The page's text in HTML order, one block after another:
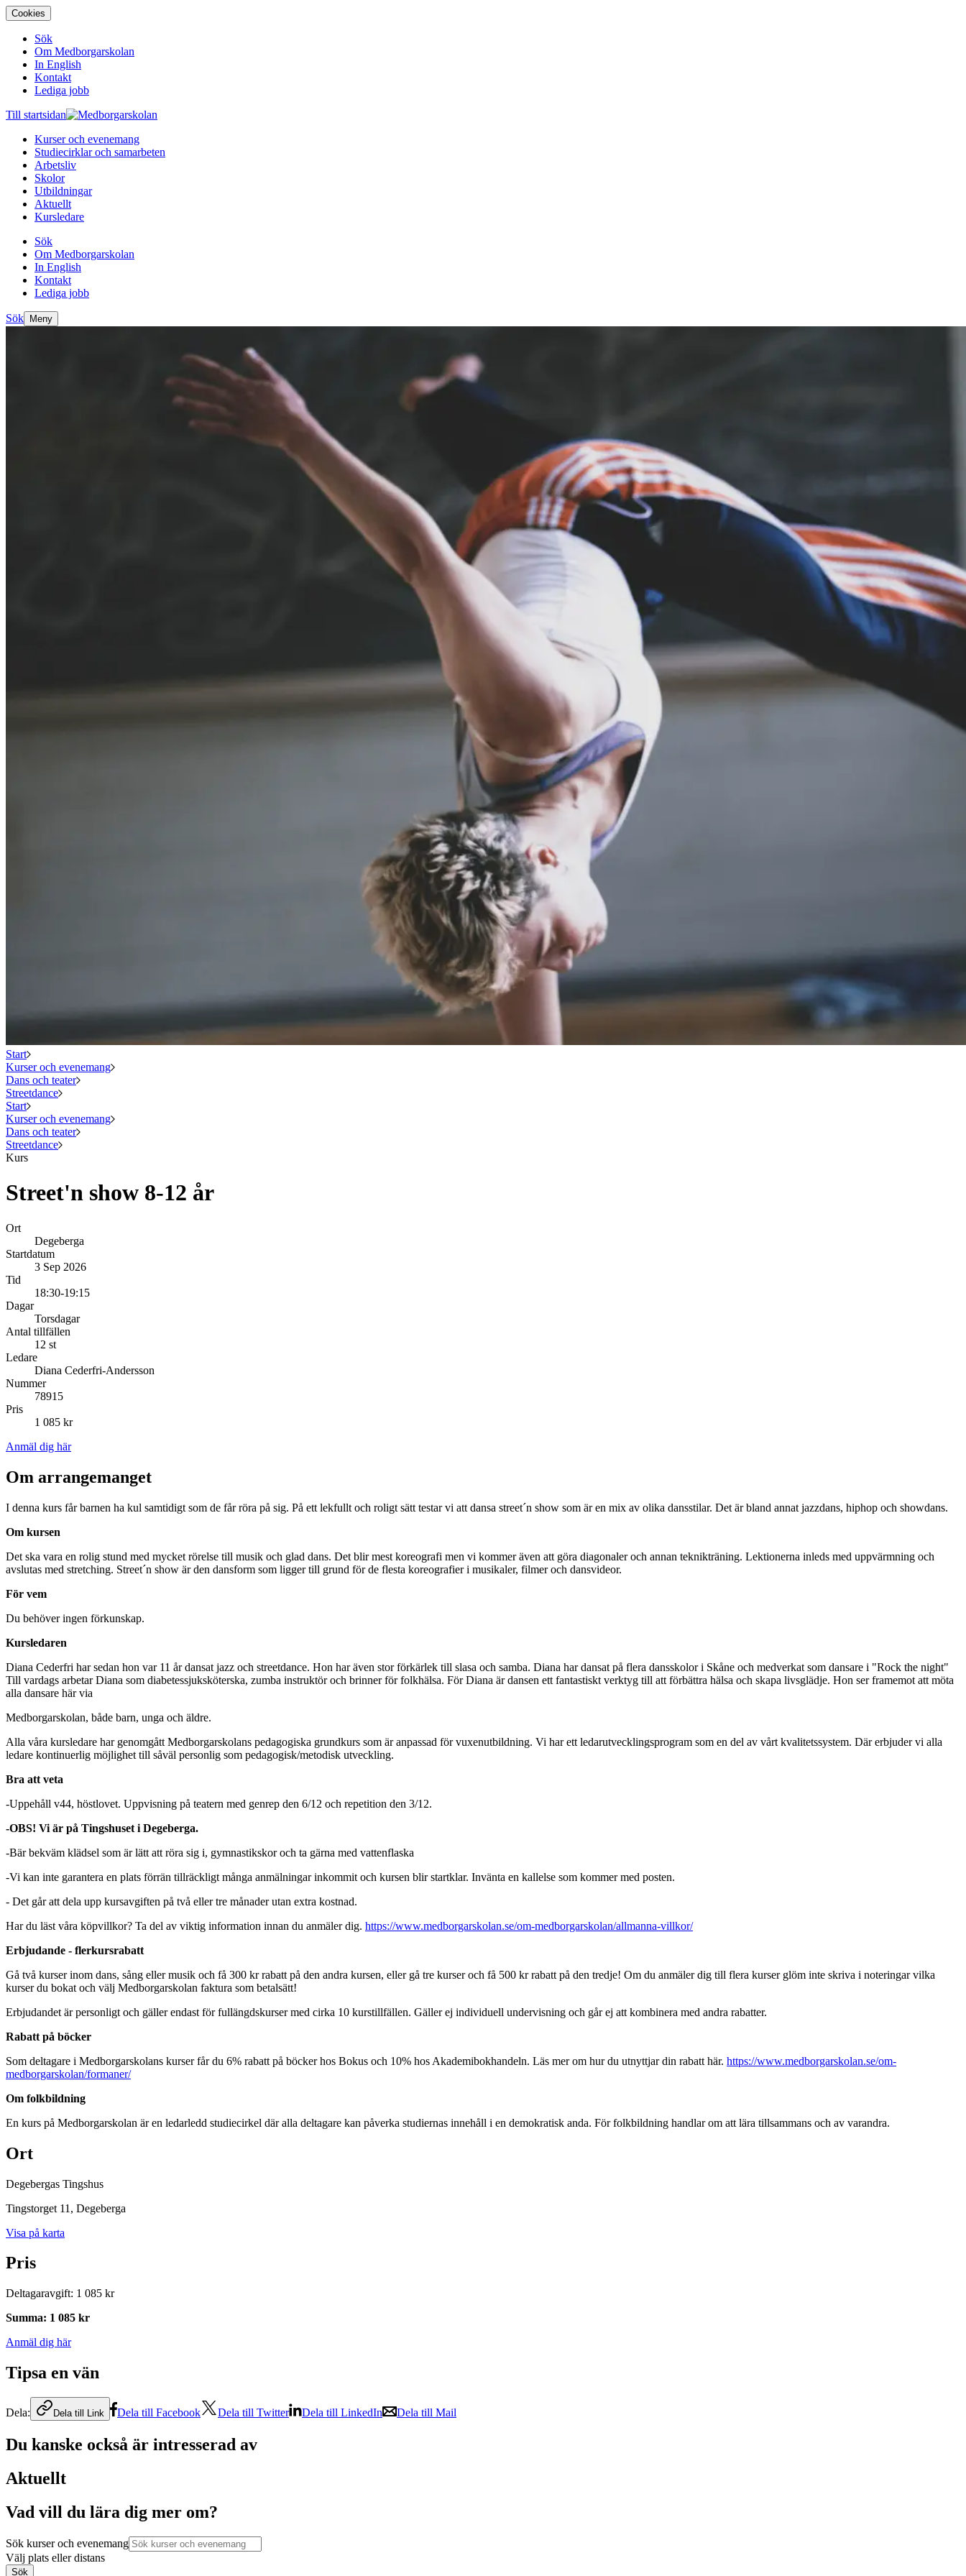
Cookies
Sök
Om Medborgarskolan
In English
Kontakt
Lediga jobb
Till startsidan
Kurser och evenemang
Studiecirklar och samarbeten
Arbetsliv
Skolor
Utbildningar
Aktuellt
Kursledare
Sök
Om Medborgarskolan
In English
Kontakt
Lediga jobb
Sök Meny
Start
Kurser och evenemang
Dans och teater
Streetdance
Start
Kurser och evenemang
Dans och teater
Streetdance
Kurs
Street'n show 8-12 år
Ort
Degeberga
Startdatum
3 Sep 2026
Tid
18:30-19:15
Dagar
Torsdagar
Antal tillfällen
12 st
Ledare
Diana Cederfri-Andersson
Nummer
78915
Pris
1 085 kr
Anmäl dig här
Om arrangemanget
I denna kurs får barnen ha kul samtidigt som de får röra på sig. På ett lekfullt och roligt sätt testar vi att dansa street´n show som är en mix av olika dansstilar. Det är bland annat jazzdans, hiphop och showdans.
Om kursen
Det ska vara en rolig stund med mycket rörelse till musik och glad dans. Det blir mest koreografi men vi kommer även att göra diagonaler och annan teknikträning. Lektionerna inleds med uppvärmning och
avslutas med stretching. Street´n show är den dansform som ligger till grund för de flesta koreografier i musikaler, filmer och dansvideor.
För vem
Du behöver ingen förkunskap.
Kursledaren
Diana Cederfri har sedan hon var 11 år dansat jazz och streetdance. Hon har även stor förkärlek till slasa och samba. Diana har dansat på flera dansskolor i Skåne och medverkat som dansare i "Rock the night"
Till vardags arbetar Diana som diabetessjuksköterska, zumba instruktör och brinner för folkhälsa. För Diana är dansen ett fantastiskt verktyg till att förbättra hälsa och skapa livsglädje. Hon ser framemot att möta
alla dansare här via
Medborgarskolan, både barn, unga och äldre.
Alla våra kursledare har genomgått Medborgarskolans pedagogiska grundkurs som är anpassad för vuxenutbildning. Vi har ett ledarutvecklingsprogram som en del av vårt kvalitetssystem. Där erbjuder vi alla
ledare kontinuerlig möjlighet till såväl personlig som pedagogisk/metodisk utveckling.
Bra att veta
-Uppehåll v44, höstlovet. Uppvisning på teatern med genrep den 6/12 och repetition den 3/12.
-OBS! Vi är på Tingshuset i Degeberga.
-Bär bekväm klädsel som är lätt att röra sig i, gymnastikskor och ta gärna med vattenflaska
-Vi kan inte garantera en plats förrän tillräckligt många anmälningar inkommit och kursen blir startklar. Invänta en kallelse som kommer med posten.
- Det går att dela upp kursavgiften på två eller tre månader utan extra kostnad.
Har du läst våra köpvillkor? Ta del av viktig information innan du anmäler dig. https://www.medborgarskolan.se/om-medborgarskolan/allmanna-villkor/
Erbjudande - flerkursrabatt
Gå två kurser inom dans, sång eller musik och få 300 kr rabatt på den andra kursen, eller gå tre kurser och få 500 kr rabatt på den tredje! Om du anmäler dig till flera kurser glöm inte skriva i noteringar vilka
kurser du bokat och välj Medborgarskolan faktura som betalsätt!
Erbjudandet är personligt och gäller endast för fullängdskurser med cirka 10 kurstillfällen. Gäller ej individuell undervisning och går ej att kombinera med andra rabatter.
Rabatt på böcker
Som deltagare i Medborgarskolans kurser får du 6% rabatt på böcker hos Bokus och 10% hos Akademibokhandeln. Läs mer om hur du utnyttjar din rabatt här. https://www.medborgarskolan.se/om-
medborgarskolan/formaner/
Om folkbildning
En kurs på Medborgarskolan är en ledarledd studiecirkel där alla deltagare kan påverka studiernas innehåll i en demokratisk anda. För folkbildning handlar om att lära tillsammans och av varandra.
Ort
Degebergas Tingshus
Tingstorget 11 , Degeberga
Visa på karta
Pris
Deltagaravgift: 1 085 kr
Summa: 1 085 kr
Anmäl dig här
Tipsa en vän
Dela: Dela till Link Dela till Facebook Dela till Twitter Dela till LinkedIn Dela till Mail
Du kanske också är intresserad av
Aktuellt
Vad vill du lära dig mer om?
Sök kurser och evenemang
Välj plats eller distans
Sök